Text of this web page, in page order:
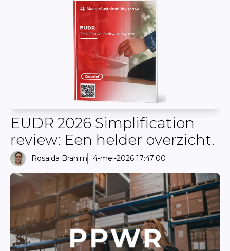
EUDR 2026 Simplification
review: Een helder overzicht.
Rosaida Brahim 4-mei-2026 17:47:00